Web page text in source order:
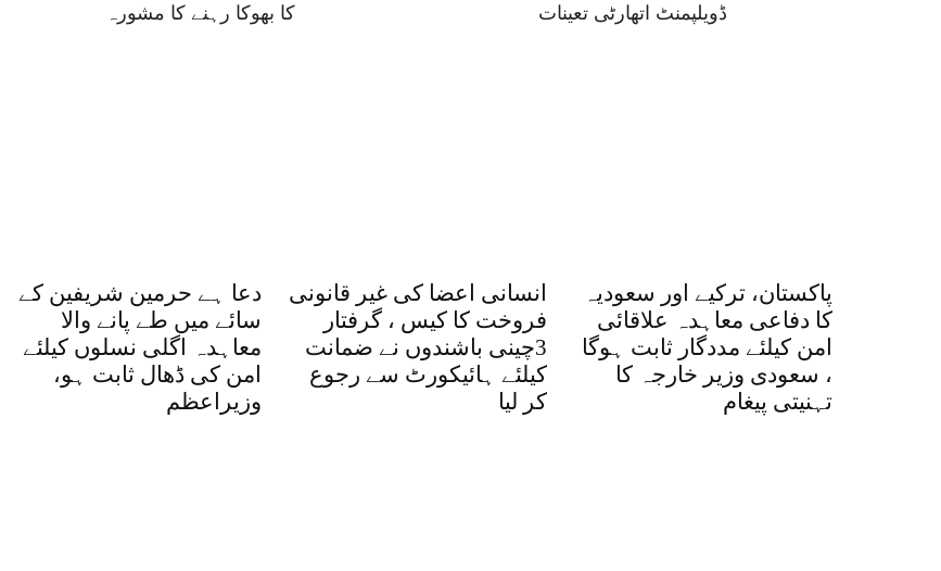
کا بھوکا رہنے کا مشورہ
ڈویلپمنٹ اتھارٹی تعینات
دعا ہے حرمین شریفین کے
سائے میں طے پانے والا
معاہدہ اگلی نسلوں کیلئے
امن کی ڈھال ثابت ہو،
وزیراعظم
انسانی اعضا کی غیر قانونی
فروخت کا کیس ، گرفتار
3چینی باشندوں نے ضمانت
کیلئے ہائیکورٹ سے رجوع
کر لیا
پاکستان، ترکیے اور سعودیہ
کا دفاعی معاہدہ علاقائی
امن کیلئے مددگار ثابت ہوگا
، سعودی وزیر خارجہ کا
تہنیتی پیغام